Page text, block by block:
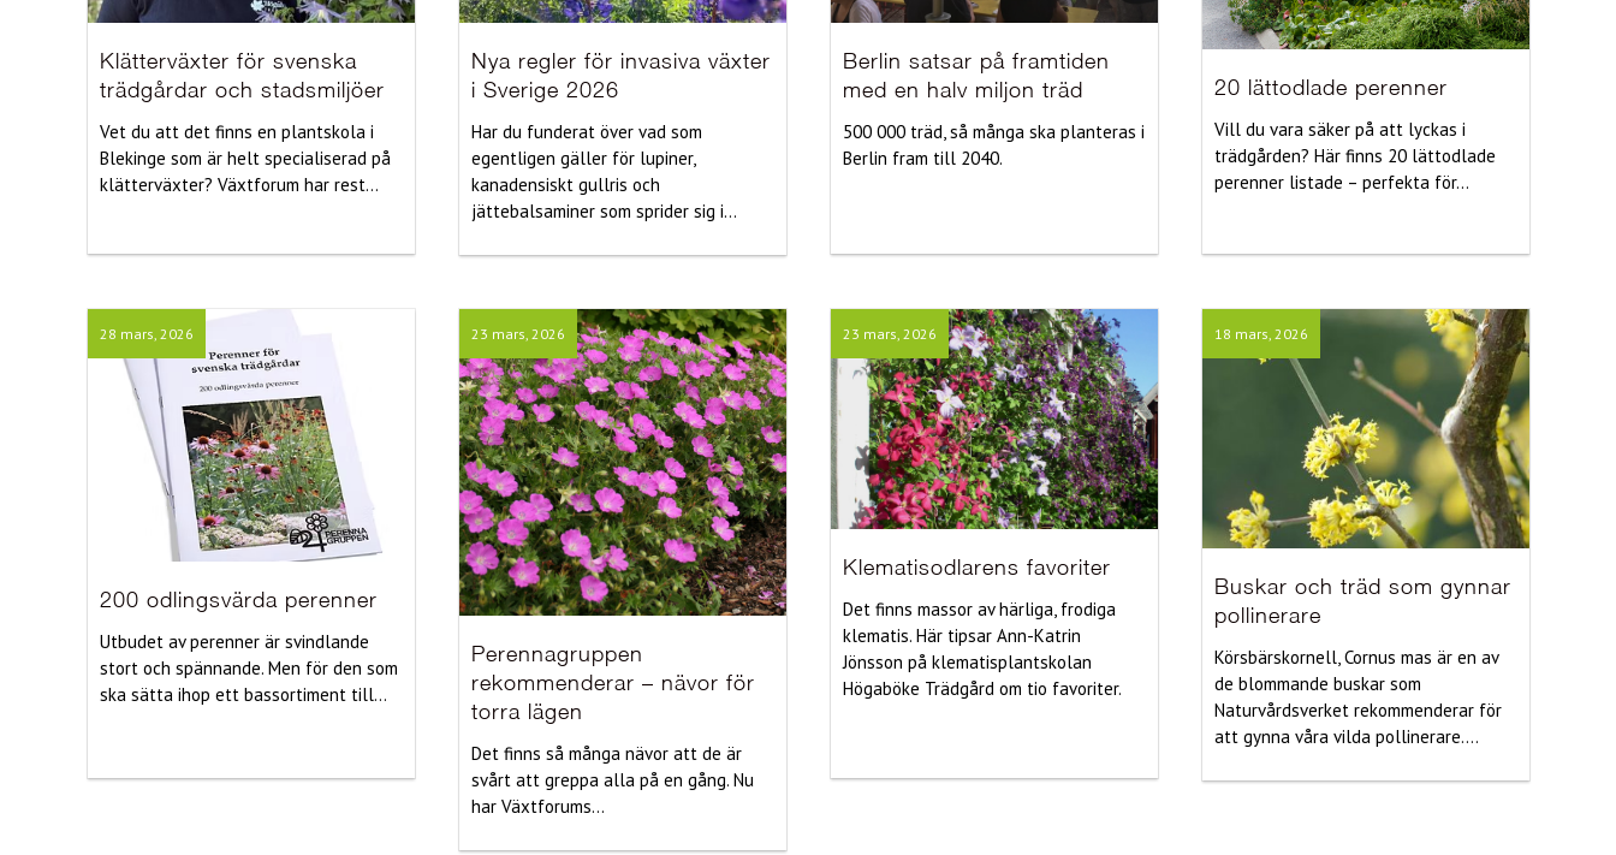
Klätterväxter för svenska
trädgårdar och stadsmiljöer
Vet du att det finns en plantskola i
Blekinge som är helt specialiserad på
klätterväxter? Växtforum har rest...
Nya regler för invasiva växter
i Sverige 2026
Har du funderat över vad som
egentligen gäller för lupiner,
kanadensiskt gullris och
jättebalsaminer som sprider sig i...
Berlin satsar på framtiden
med en halv miljon träd
500 000 träd, så många ska planteras i
Berlin fram till 2040.
20 lättodlade perenner
Vill du vara säker på att lyckas i
trädgården? Här finns 20 lättodlade
perenner listade – perfekta för...
28 mars, 2026
200 odlingsvärda perenner
Utbudet av perenner är svindlande
stort och spännande. Men för den som
ska sätta ihop ett bassortiment till...
23 mars, 2026
Perennagruppen
rekommenderar – nävor för
torra lägen
Det finns så många nävor att de är
svårt att greppa alla på en gång. Nu
har Växtforums...
23 mars, 2026
Klematisodlarens favoriter
Det finns massor av härliga, frodiga
klematis. Här tipsar Ann-Katrin
Jönsson på klematisplantskolan
Högaböke Trädgård om tio favoriter.
18 mars, 2026
Buskar och träd som gynnar
pollinerare
Körsbärskornell, Cornus mas är en av
de blommande buskar som
Naturvårdsverket rekommenderar för
att gynna våra vilda pollinerare....